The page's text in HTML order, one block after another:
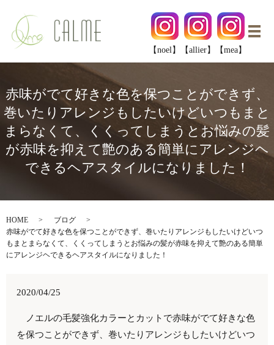
メ
【noel】
【allier】 【mea】
赤味がでて好きな色を保つことができず、
巻いたりアレンジもしたいけどいつもまと
まらなくて、くくってしまうとお悩みの髪
が赤味を抑えて艶のある簡単にアレンジヘ
できるヘアスタイルになりました！
HOME
ブログ
赤味がでて好きな色を保つことができず、巻いたりアレンジもしたいけどいつ
もまとまらなくて、くくってしまうとお悩みの髪が赤味を抑えて艶のある簡単
にアレンジヘできるヘアスタイルになりました！
2020/04/25
ノエルの毛髪強化カラーとカットで赤味がでて好きな色
を保つことができず、巻いたりアレンジもしたいけどいつ